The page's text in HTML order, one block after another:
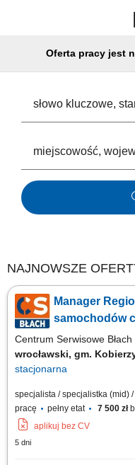
Oferta pracy jest
NAJNOWSZE
Manager
samochodów
Centrum Serwisowe Błach
wrocławski, gm.
stacjonarna
specjalista / specjalistka (mid)
pracę
pełny etat 7 500 zł
aplikuj bez CV
5 dni